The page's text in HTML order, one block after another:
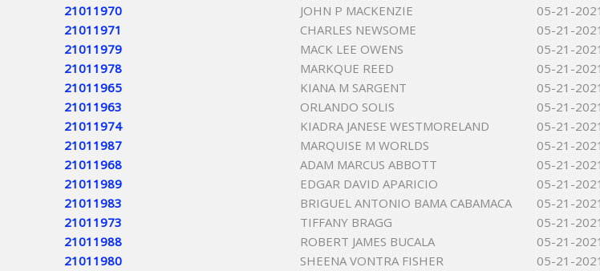
21011970
JOHN P MACKENZIE
05-21-2021
21011971
CHARLES NEWSOME
05-21-2021
21011979
MACK LEE OWENS
05-21-2021
21011978
MARKQUE REED
05-21-2021
21011965
KIANA M SARGENT
05-21-2021
21011963
ORLANDO SOLIS
05-21-2021
21011974
KIADRA JANESE WESTMORELAND
05-21-2021
21011987
MARQUISE M WORLDS
05-21-2021
21011968
ADAM MARCUS ABBOTT
05-21-2021
21011989
EDGAR DAVID APARICIO
05-21-2021
21011983
BRIGUEL ANTONIO BAMA CABAMACA
05-21-2021
21011973
TIFFANY BRAGG
05-21-2021
21011988
ROBERT JAMES BUCALA
05-21-2021
21011980
SHEENA VONTRA FISHER
05-21-2021